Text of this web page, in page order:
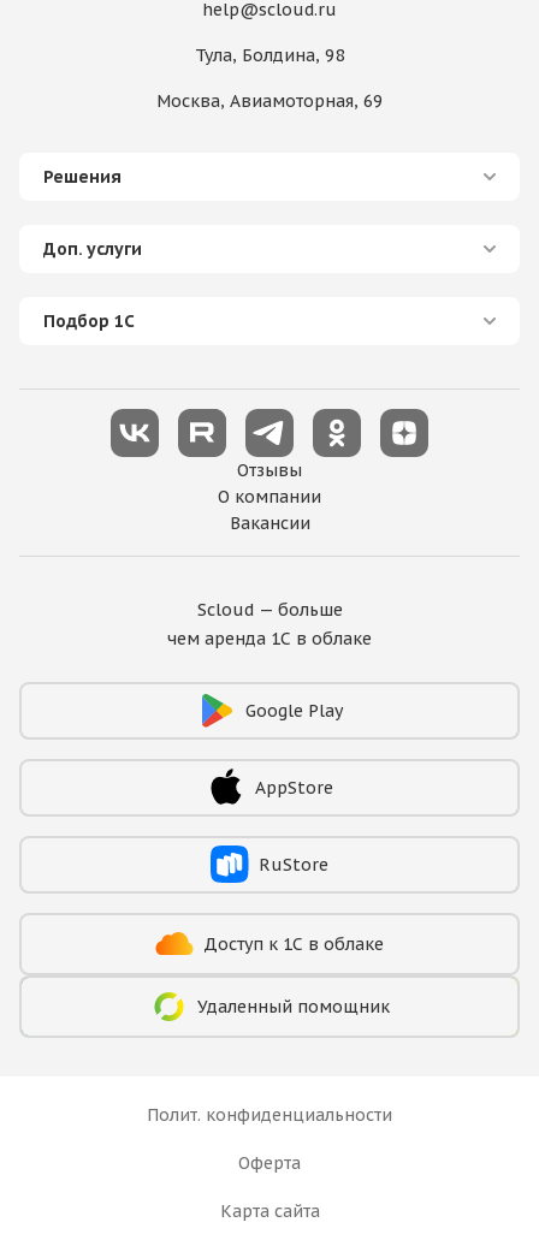
help@scloud.ru
Тула, Болдина, 98
Москва, Авиамоторная, 69
Решения
Доп. услуги
Подбор 1С
О компании
Отзывы
Вакансии
Scloud — больше
чем аренда 1С в облаке
Доступ к 1С в облаке
Удаленный помощник
Google Play
AppStore
RuStore
Полит. конфиденциальности
Оферта
Карта сайта